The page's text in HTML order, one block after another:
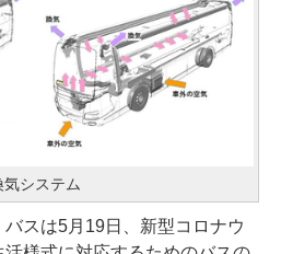
システム
スは5月19日、新型コロナウ